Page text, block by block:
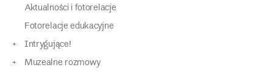
Aktualności i fotorelacje
Fotorelacje edukacyjne
Intrygujące!
Muzealne rozmowy